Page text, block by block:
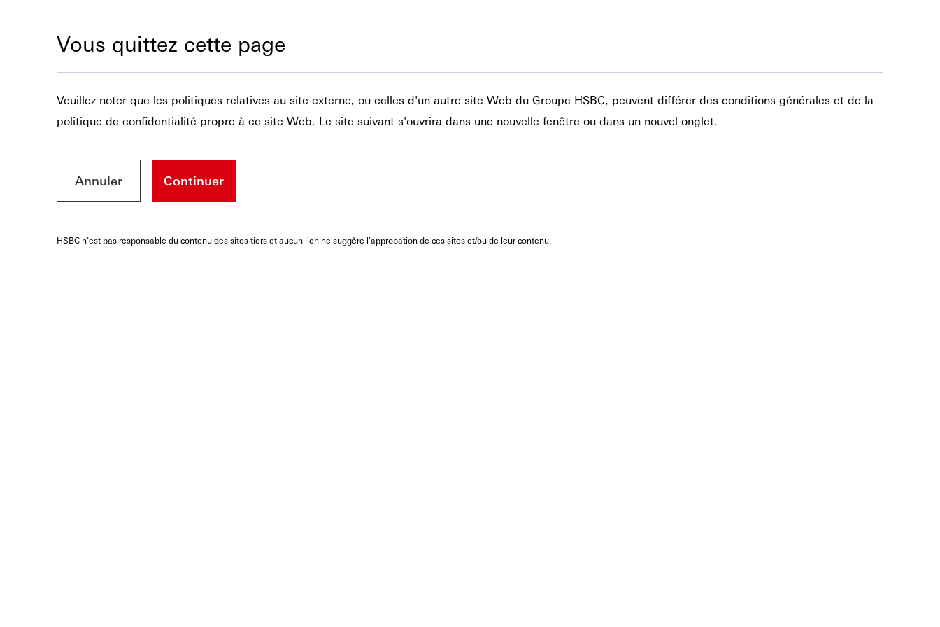
Vous quittez cette page
Veuillez noter que les politiques relatives au site externe, ou celles d'un autre site Web du Groupe HSBC, peuvent différer des conditions générales et de la
politique de confidentialité propre à ce site Web. Le site suivant s'ouvrira dans une nouvelle fenêtre ou dans un nouvel onglet.
Annuler Continuer
HSBC n'est pas responsable du contenu des sites tiers et aucun lien ne suggère l'approbation de ces sites et/ou de leur contenu.